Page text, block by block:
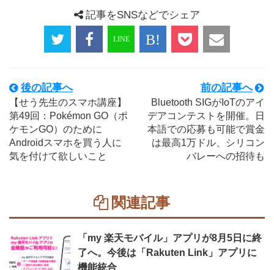
記事をSNSなどでシェア
後の記事へ
【せう先生のスマホ講座】
第49回：Pokémon GO（ポ
ケモンGO）のために
Androidスマホを買う人に
気を付けて欲しいこと
前の記事へ
Bluetooth SIGがIoTのアイ
デアコンテストを開催。日
本語での応募も可能で賞金
は最高1万ドル、シリコン
バレーへの招待も
関連記事
「my 楽天モバイル」アプリが8月5日に終
了へ。今後は「Rakuten Link」アプリに
機能統合